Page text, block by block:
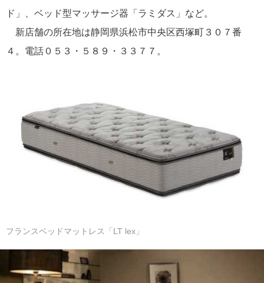
ド」、ベッド型マッサージ器「ラミダス」など。
新店舗の所在地は静岡県浜松市中央区西塚町３０７番
４。電話０５３・５８９・３３７７。
フランスベッドマットレス「LT lex」